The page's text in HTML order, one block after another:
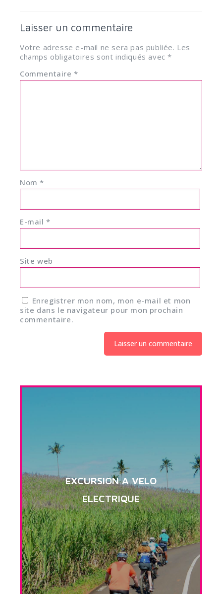
Laisser un commentaire
Votre adresse e-mail ne sera pas publiée. Les
champs obligatoires sont indiqués avec*
Commentaire*
Nom*
E-mail*
Site web
Enregistrer mon nom, mon e-mail et mon
site dans le navigateur pour mon prochain
commentaire.
EXCURSION A VELO
ELECTRIQUE